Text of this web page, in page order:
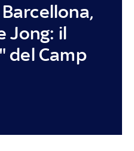
Jong: il
del Camp